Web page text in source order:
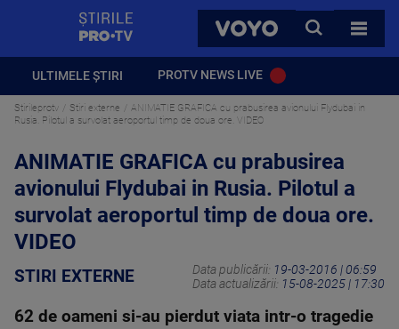
VOYO
CAUTA
TOATE
ULTIMELE ȘTIRI PROTV NEWS LIVE
Stirileprotv Stiri externe
ANIMATIE GRAFICA cu prabusirea avionului Flydubai in
Rusia. Pilotul a survolat aeroportul timp de doua ore. VIDEO
ANIMATIE GRAFICA cu prabusirea
avionului Flydubai in Rusia. Pilotul a
survolat aeroportul timp de doua ore.
VIDEO
STIRI EXTERNE Data publicării: 19-03-2016 | 06:59
Data actualizării: 15-08-2025 | 17:30
62 de oameni si-au pierdut viata intr-o tragedie